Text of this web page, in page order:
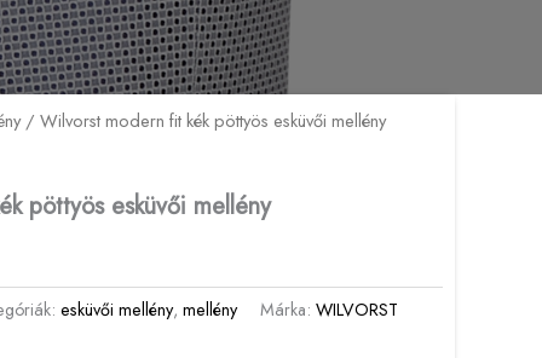
/ Wilvorst modern fit kék pöttyös esküvői mellény
pöttyös esküvői mellény
esküvői mellény,mellény Márka:WILVORST